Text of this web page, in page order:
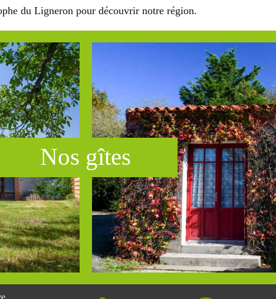
du Ligneron pour découvrir notre région.
Nos g​ît​es